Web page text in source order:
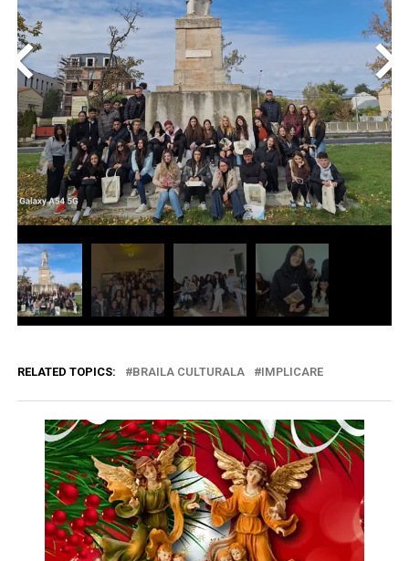
< >
RELATED TOPICS: BRAILA CULTURALA IMPLICARE